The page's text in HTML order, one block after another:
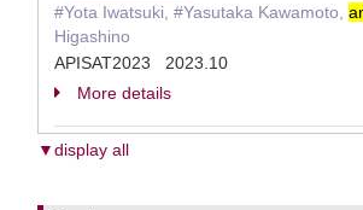
#Yota Iwatsuki, #Yasutaka Kawamoto,
Higashino
APISAT2023 2023.10
More details
▼display all